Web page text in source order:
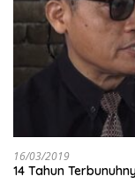
16/03/2019
14 Tahun